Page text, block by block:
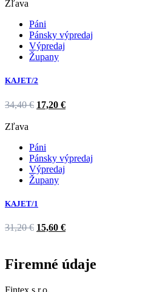
Zľava
Páni
Pánsky výpredaj
Výpredaj
Župany
KAJET/2
34,40€ 17,20 €
Zľava
Páni
Pánsky výpredaj
Výpredaj
Župany
KAJET/1
31,20€ 15,60 €
Firemné údaje
Fintex s.r.o.